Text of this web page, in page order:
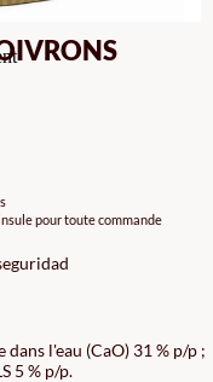
pour toute commande
l'eau (CaO) 31 % p/p ;
5 % p/p.